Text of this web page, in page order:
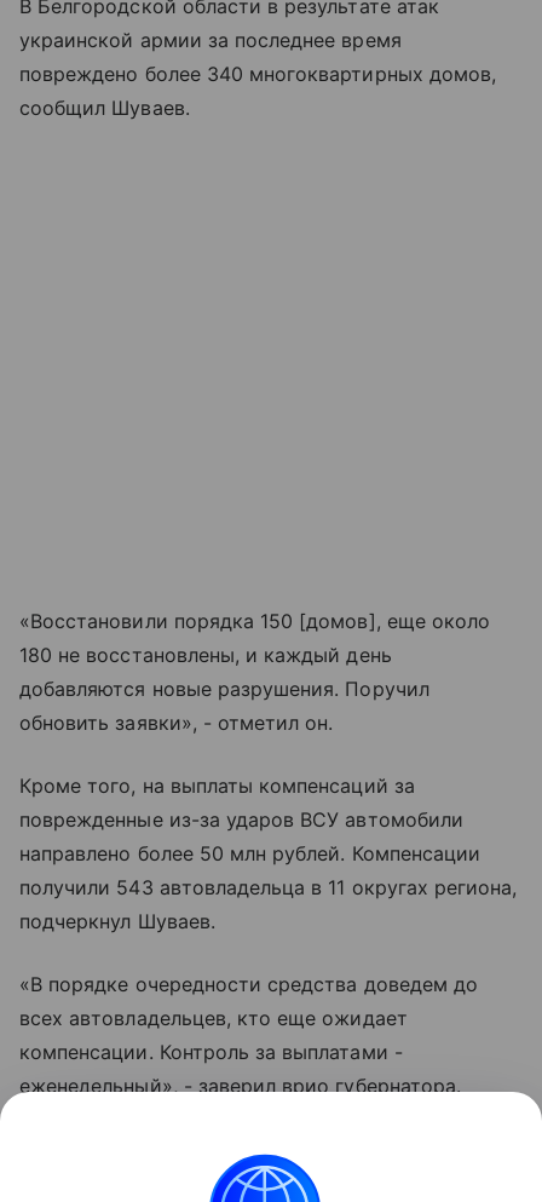
В Белгородской области в результате атак
украинской армии за последнее время
повреждено более 340 многоквартирных домов,
сообщил Шуваев.
«Восстановили порядка 150 [домов], еще около
180 не восстановлены, и каждый день
добавляются новые разрушения. Поручил
обновить заявки», - отметил он.
Кроме того, на выплаты компенсаций за
поврежденные из-за ударов ВСУ автомобили
направлено более 50 млн рублей. Компенсации
получили 543 автовладельца в 11 округах региона,
подчеркнул Шуваев.
«В порядке очередности средства доведем до
всех автовладельцев, кто еще ожидает
компенсации. Контроль за выплатами -
еженедельный», - заверил врио губернатора.
Выплаты производятся из внебюджетного фонда,
средства в который перечисляет крупный